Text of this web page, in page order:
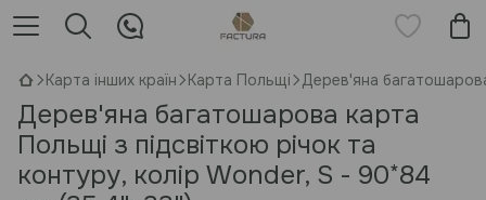
Карта інших країн Карта Польщі Дерев'яна
Дерев'яна багатошарова карта
Польщі з підсвіткою річок та
контуру, колір Wonder, S - 90*84